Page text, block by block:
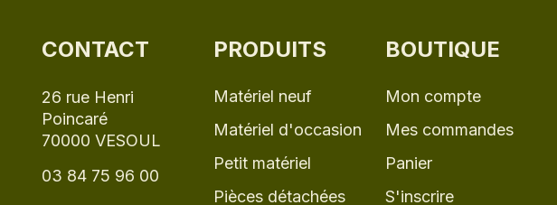
CONTACT
26 rue Henri
Poincaré
70000 VESOUL
03 84 75 96 00
PRODUITS
Matériel neuf
Matériel d'occasion
Petit matériel
Pièces détachées
BOUTIQUE
Mon compte
Mes commandes
Panier
S'inscrire